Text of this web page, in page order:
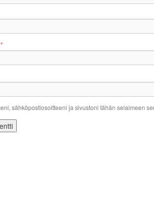
*
sähköpostiosoitteeni ja sivustoni tähän selaimeen